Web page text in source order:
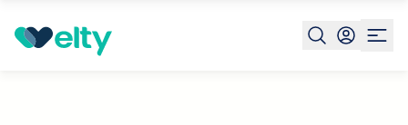
Prenota visita Thiene